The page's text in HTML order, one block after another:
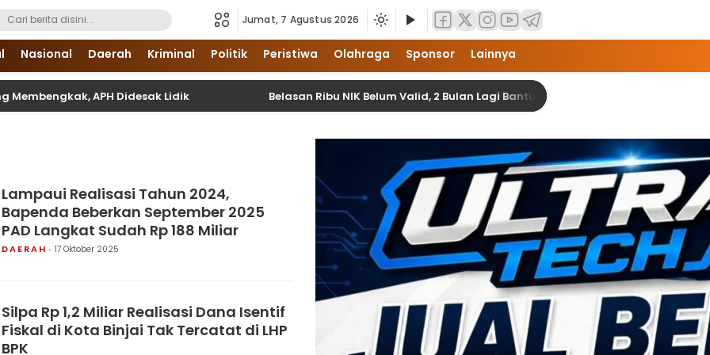
Sumatera Utara dan Nasional
Jumat, 7 Agustus 2026
Nasional Daerah Kriminal Politik Peristiwa Olahraga Sponsor Lainnya
APH Didesak Lidik Belasan Ribu NIK Belum Valid, 2 Bulan Lagi Bantuan Banjir di Langkat Akan Terealisasi
Lampaui Realisasi Tahun 2024,
Bapenda Beberkan September 2025
PAD Langkat Sudah Rp 188 Miliar
DAERAH 17 Oktober 2025
Silpa Rp 1,2 Miliar Realisasi Dana Isentif
Fiskal di Kota Binjai Tak Tercatat di LHP
BPK